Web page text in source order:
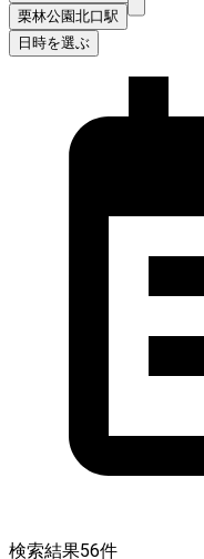
栗林公園北口駅
日時を選ぶ
検索結果56件